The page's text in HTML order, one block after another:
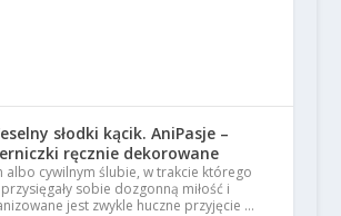
słodki kącik. AniPasje –
ręcznie dekorowane
albo cywilnym ślubie, w trakcie którego
sobie dozgonną miłość i
jest zwykle huczne przyjęcie …